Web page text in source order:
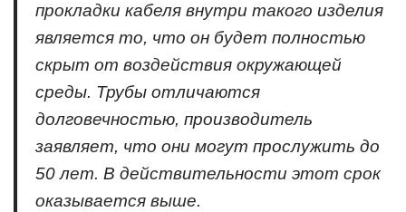
прокладки кабеля внутри такого изделия
является то, что он будет полностью
скрыт от воздействия окружающей
среды. Трубы отличаются
долговечностью, производитель
заявляет, что они могут прослужить до
50 лет. В действительности этот срок
оказывается выше.